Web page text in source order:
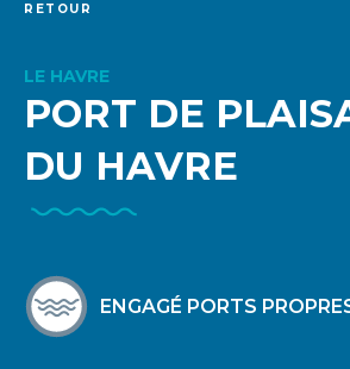
RETOUR
LE HAVRE
PORT DE
DU HAVRE
ENGAGÉ PORTS